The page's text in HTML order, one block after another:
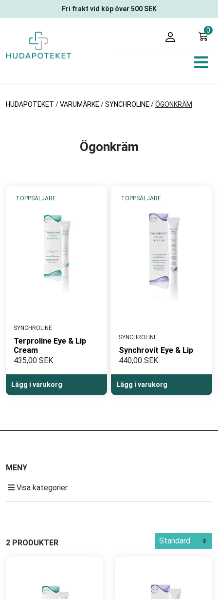
Fri frakt vid köp över 500 SEK
0
HUDAPOTEKET /VARUMÄRKE /SYNCHROLINE /ÖGONKRÄM
Ögonkräm
TOPPSÄLJARE
SYNCHROLINE
Terproline Eye & Lip
Cream
435,00 SEK
Lägg i varukorg
TOPPSÄLJARE
SYNCHROLINE
Synchrovit Eye & Lip
440,00 SEK
Lägg i varukorg
MENY
Visa kategorier
2 PRODUKTER